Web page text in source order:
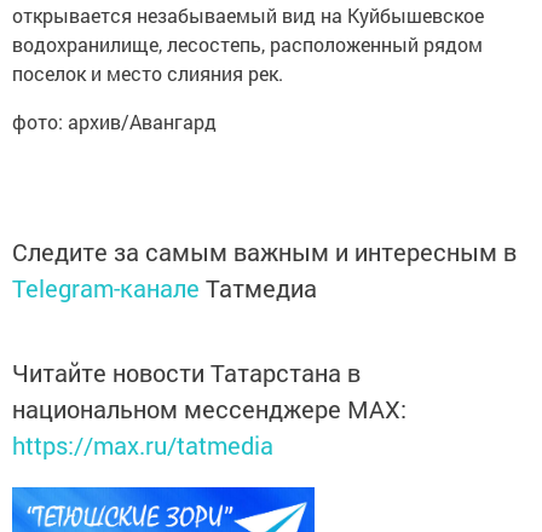
открывается незабываемый вид на Куйбышевское
водохранилище, лесостепь, расположенный рядом
поселок и место слияния рек.
фото: архив/Авангард
Следите за самым важным и интересным в
Telegram-канале Татмедиа
Читайте новости Татарстана в
национальном мессенджере MАХ:
https://max.ru/tatmedia